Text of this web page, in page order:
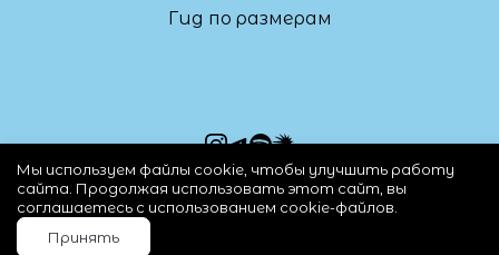
Гид по размерам
8 (965) 763-51-67
sexy@kretenchuk.com
Мы используем файлы cookie, чтобы улучшить работу
сайта. Продолжая использовать этот сайт, вы
соглашаетесь с использованием cookie-файлов.
Принять